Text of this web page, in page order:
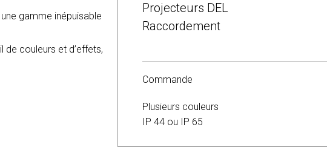
Télécommande
gamme inépuisable
de couleurs et d’effets,
Projecteurs DEL
Raccordement
Commande
Plusieurs couleurs
IP 44 ou IP 65